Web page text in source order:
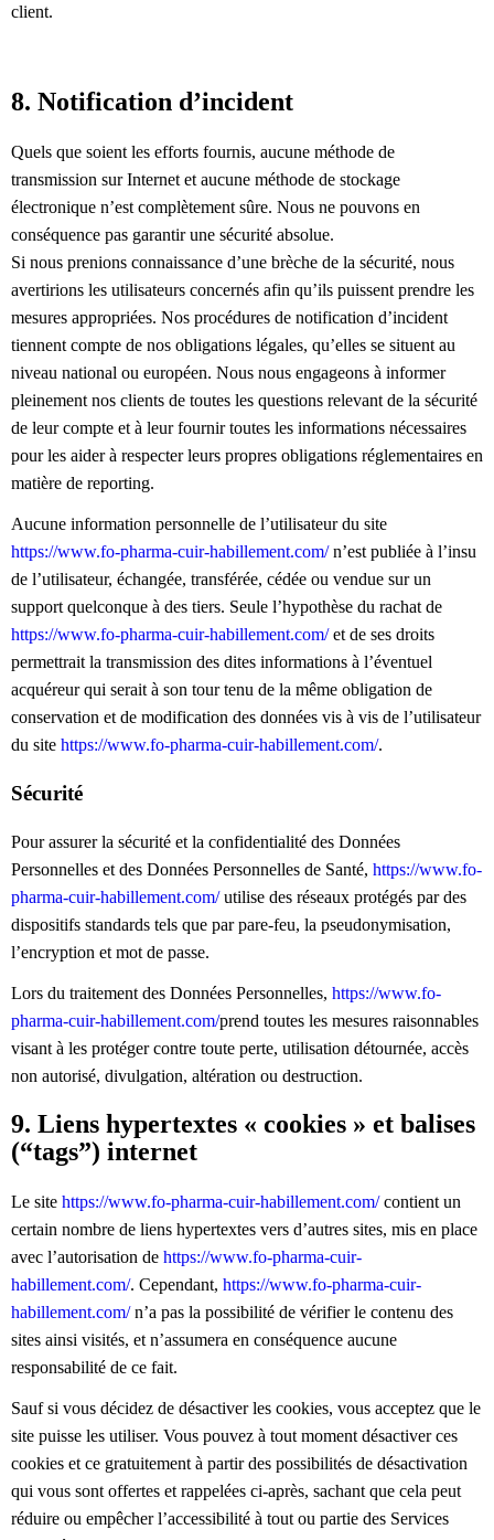
client.
8. Notification d’incident
Quels que soient les efforts fournis, aucune méthode de
transmission sur Internet et aucune méthode de stockage
électronique n’est complètement sûre. Nous ne pouvons en
conséquence pas garantir une sécurité absolue.
Si nous prenions connaissance d’une brèche de la sécurité, nous
avertirions les utilisateurs concernés afin qu’ils puissent prendre les
mesures appropriées. Nos procédures de notification d’incident
tiennent compte de nos obligations légales, qu’elles se situent au
niveau national ou européen. Nous nous engageons à informer
pleinement nos clients de toutes les questions relevant de la sécurité
de leur compte et à leur fournir toutes les informations nécessaires
pour les aider à respecter leurs propres obligations réglementaires en
matière de reporting.
Aucune information personnelle de l’utilisateur du site
https://www.fo-pharma-cuir-habillement.com/n’est publiée à l’insu
de l’utilisateur, échangée, transférée, cédée ou vendue sur un
support quelconque à des tiers. Seule l’hypothèse du rachat de
https://www.fo-pharma-cuir-habillement.com/et de ses droits
permettrait la transmission des dites informations à l’éventuel
acquéreur qui serait à son tour tenu de la même obligation de
conservation et de modification des données vis à vis de l’utilisateur
du site https://www.fo-pharma-cuir-habillement.com/.
Sécurité
Pour assurer la sécurité et la confidentialité des Données
Personnelles et des Données Personnelles de Santé, https://www.fo-
pharma-cuir-habillement.com/utilise des réseaux protégés par des
dispositifs standards tels que par pare-feu, la pseudonymisation,
l’encryption et mot de passe.
Lors du traitement des Données Personnelles, https://www.fo-
pharma-cuir-habillement.com/prend toutes les mesures raisonnables
visant à les protéger contre toute perte, utilisation détournée, accès
non autorisé, divulgation, altération ou destruction.
9. Liens hypertextes « cookies » et balises
(“tags”) internet
Le site https://www.fo-pharma-cuir-habillement.com/contient un
certain nombre de liens hypertextes vers d’autres sites, mis en place
avec l’autorisation de https://www.fo-pharma-cuir-
habillement.com/. Cependant, https://www.fo-pharma-cuir-
habillement.com/n’a pas la possibilité de vérifier le contenu des
sites ainsi visités, et n’assumera en conséquence aucune
responsabilité de ce fait.
Sauf si vous décidez de désactiver les cookies, vous acceptez que le
site puisse les utiliser. Vous pouvez à tout moment désactiver ces
cookies et ce gratuitement à partir des possibilités de désactivation
qui vous sont offertes et rappelées ci-après, sachant que cela peut
réduire ou empêcher l’accessibilité à tout ou partie des Services